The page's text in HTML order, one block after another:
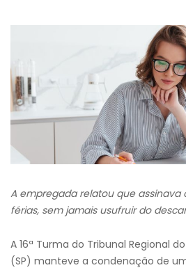
A empregada relatou que assinava
férias, sem jamais usufruir do
A 16ª Turma do Tribunal Regional
(SP) manteve a condenação de